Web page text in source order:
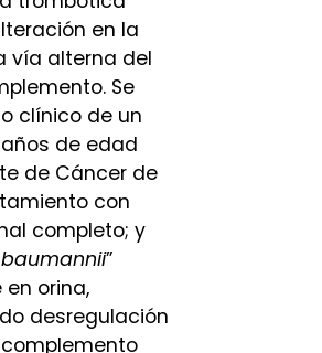
en la
vía alterna del
Se
clínico de un
de edad
de Cáncer de
con
completo; y
”
orina,
desregulación